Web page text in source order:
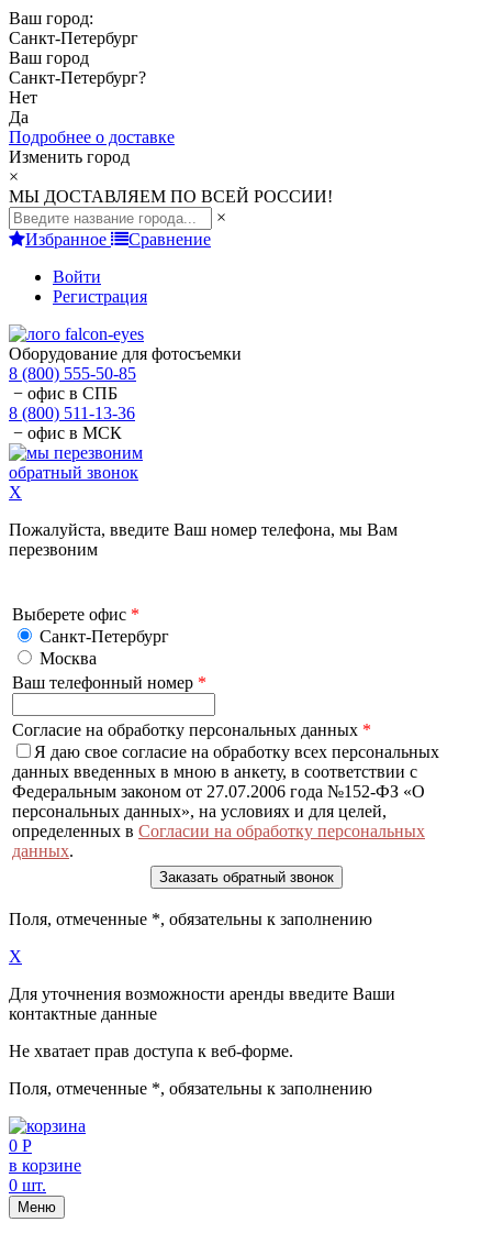
Ваш город:
Санкт-Петербург
Ваш город
Санкт-Петербург?
Нет
Да
Подробнее о доставке
Изменить город
×
МЫ ДОСТАВЛЯЕМ ПО ВСЕЙ РОССИИ!
×
Избранное
Сравнение
Войти
Регистрация
Оборудование для фотосъемки
8 (800) 555-50-85
− офис в СПБ
8 (800) 511-13-36
− офис в МСК
обратный звонок
X
Пожалуйста, введите Ваш номер телефона, мы Вам
перезвоним
Выберете офис *
Санкт-Петербург
Москва
Ваш телефонный номер *
Согласие на обработку персональных данных *
Я даю свое согласие на обработку всех персональных
данных введенных в мною в анкету, в соответствии с
Федеральным законом от 27.07.2006 года №152-ФЗ «О
персональных данных», на условиях и для целей,
определенных в Согласии на обработку персональных
данных.
Поля, отмеченные *, обязательны к заполнению
X
Для уточнения возможности аренды введите Ваши
контактные данные
Не хватает прав доступа к веб-форме.
Поля, отмеченные *, обязательны к заполнению
0 Р
в корзине
0 шт.
Меню